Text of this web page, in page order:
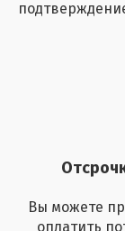
Вы можете
оплатить